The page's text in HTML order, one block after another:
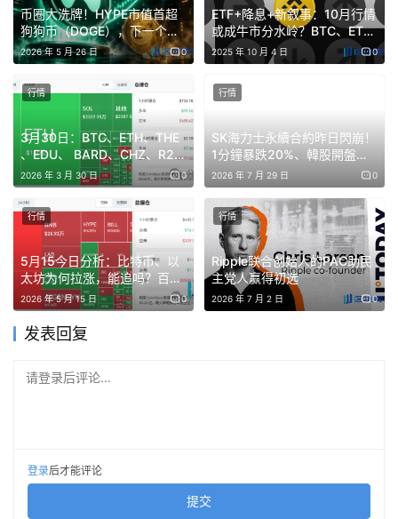
ZEC
ZEC昨晚放量下跌,卖盘开始发力，ZEC正在冲击双顶结构
颈线位、目前连续出现了两个黄昏之星、已经跌破了5月23
概率已经不高了。 我的空单位置也相应下移到了580-630
币圈大洗牌！HYPE市值首超
狗狗币（DOGE），下一个要
干掉的是波场（TRON）？
2026 年 5 月 26 日 0
ETF+降息+新叙事：10月行情
或成牛市分水岭？BTC、ETH
行情反转了吗？BNB、SOL、
DOGE依旧强势！
2025 年 10 月 4 日 0
3月30日：BTC、ETH、THE
、EDU、 BARD、CHZ、R2、
BASED行情分析
2026 年 3 月 30 日 0
行情
SK海力士永續合約昨日閃崩！
1分鐘暴跌20%、韓股開盤出
現跟跌現象
2026 年 7 月 29 日 0
行情
5月15今日分析：比特币、以
太坊为何拉涨，能追吗？百倍
币正在酝酿DOGE、ADA、
LINK、AVAX、SOL、LAB、
HYPE、MLN、BABY
2026 年 5 月 15 日 0
行情
Ripple联合创始人的PAC助民
主党人赢得初选
2026 年 7 月 2 日 0
行情
发表回复
请登录后评论...
登录后才能评论
提交